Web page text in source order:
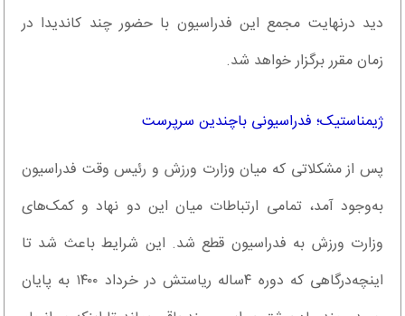
دید درنهایت مجمع این فدراسیون با حضور چند کاندیدا در
زمان مقرر برگزار خواهد شد.
ژیمناستیک؛ فدراسیونی باچندین سرپرست
پس از مشکلاتی که میان وزارت ورزش و رئیس وقت فدراسیون
به‌وجود آمد، تمامی ارتباطات میان این دو نهاد و کمک‌های
وزارت ورزش به فدراسیون قطع شد. این شرایط باعث شد تا
اینچه‌درگاهی که دوره ۴ساله ریاستش در خرداد ۱۴۰۰ به پایان